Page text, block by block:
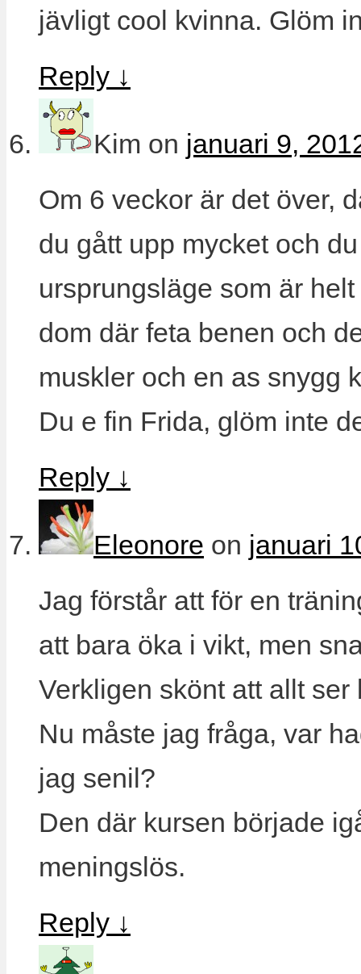
jävligt cool kvinna. Glöm
Reply ↓
Kim on januari 9,
Om 6 veckor är det över,
du gått upp mycket och
ursprungsläge som är
dom där feta benen och
muskler och en as snygg
Du e fin Frida, glöm inte
Reply ↓
Eleonore on januari
Jag förstår att för en
att bara öka i vikt, men
Verkligen skönt att allt ser
Nu måste jag fråga, var
jag senil?
Den där kursen började
meningslös.
Reply ↓